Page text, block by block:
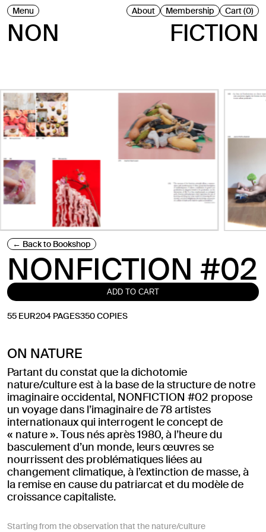
NON FICTION
Menu About Membership Cart (0)
55 EUR204 PAGES350 COPIES
Back to Bookshop
NONFICTION #02
ADD TO CART
ON NATURE
Partant du constat que la dichotomie
nature/culture est à la base de la structure de notre
imaginaire occidental, NONFICTION #02 propose
un voyage dans l’imaginaire de 78 artistes
internationaux qui interrogent le concept de
« nature ». Tous nés après 1980, à l’heure du
basculement d’un monde, leurs œuvres se
nourrissent des problématiques liées au
changement climatique, à l’extinction de masse, à
la remise en cause du patriarcat et du modèle de
croissance capitaliste.
Starting from the observation that the nature/culture